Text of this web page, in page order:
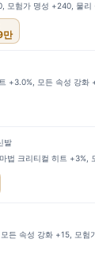
모험가 명성 +240, 물
만
+3.0%, 모든 속성 강
발
법 크리티컬 히트
든 속성 강화 +15, 모험